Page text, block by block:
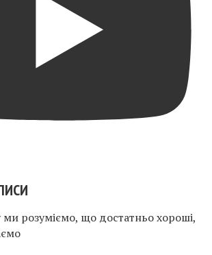
розуміємо, що достатньо хороші,